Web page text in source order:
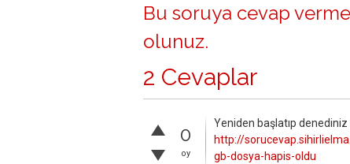
Bu soruya cevap
olunuz.
2 Cevaplar
0
oy
Yeniden başlatıp
http://
gb-dosya-hapis-oldu